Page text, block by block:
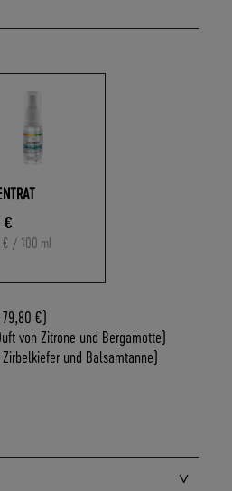
€
€ / 100 ml
€)
von Zitrone und Bergamotte)
Zirbelkiefer und Balsamtanne)